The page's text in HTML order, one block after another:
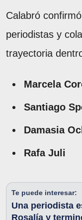
Calabró
periodistas y
trayectoria
Marcela
Santiago
Damasia
Rafa Juli
Te puede interesar:
Una periodista
Rosalía y